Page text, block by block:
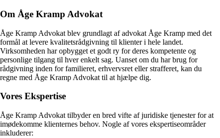
Om Åge Kramp Advokat
Åge Kramp Advokat blev grundlagt af advokat Åge Kramp med det
formål at levere kvalitetsrådgivning til klienter i hele landet.
Virksomheden har opbygget et godt ry for deres kompetente og
personlige tilgang til hver enkelt sag. Uanset om du har brug for
rådgivning inden for familieret, erhvervsret eller strafferet, kan du
regne med Åge Kramp Advokat til at hjælpe dig.
Vores Ekspertise
Åge Kramp Advokat tilbyder en bred vifte af juridiske tjenester for at
imødekomme klienternes behov. Nogle af vores ekspertiseområder
inkluderer: